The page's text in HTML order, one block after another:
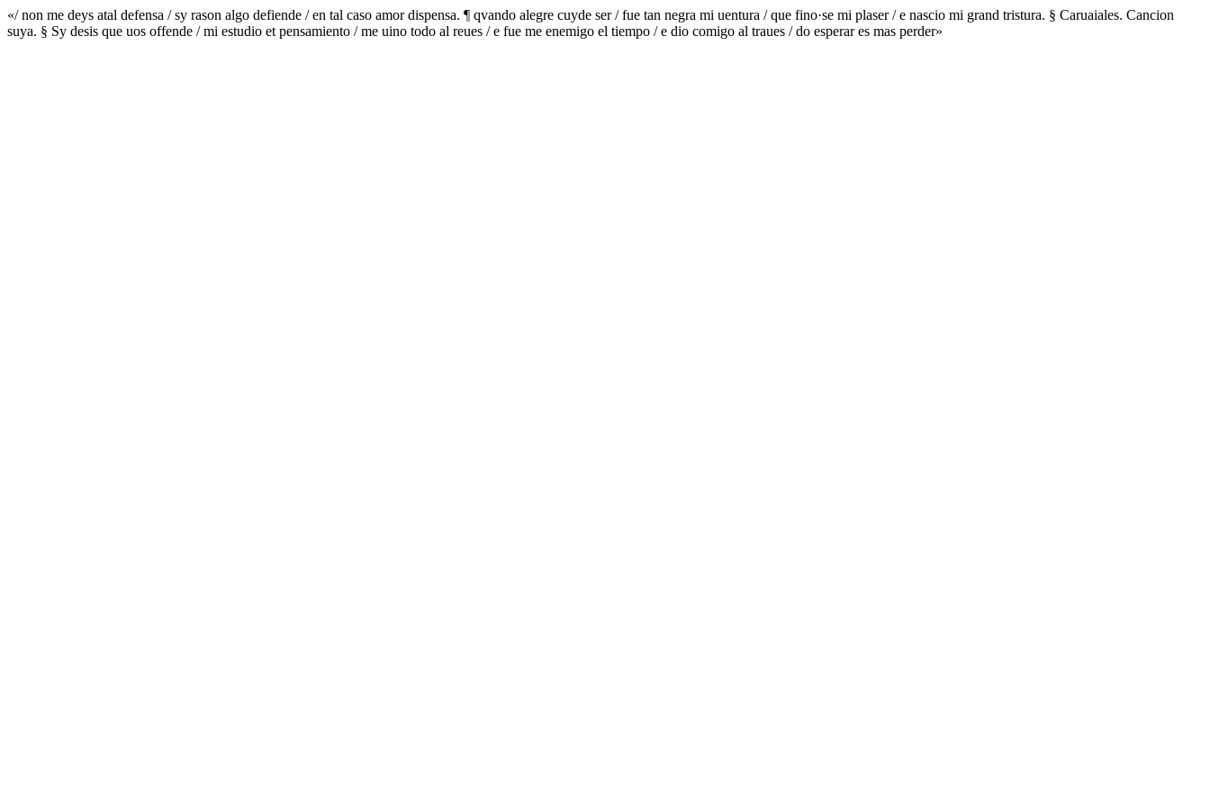
«/ non me deys atal defensa / sy rason algo defiende / en tal caso amor dispensa. ¶ qvando alegre cuyde ser / fue tan negra mi uentura / que fino·se mi plaser / e nascio mi grand tristura. § Caruaiales. Cancion
suya. § Sy desis que uos offende / mi estudio et pensamiento / me uino todo al reues / e fue me enemigo el tiempo / e dio comigo al traues / do esperar es mas perder»